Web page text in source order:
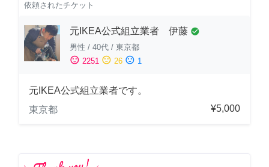
依頼されたチケット
元IKEA公式組立業者 伊藤 check_circle
男性 / 40代 / 東京都
sentiment_satisfied 2251 sentiment_neutral 26 sentiment_dissatisfied 1
元IKEA公式組立業者です。
東京都
¥5,000